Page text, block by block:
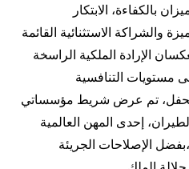
بالكفاءة، الابتكار
والشراكة الاستثنائية القائمة
الإرادة الملكية الراسخة
مستويات التنافسية
تم عرض شريط مؤسساتي
إحدى المهن العالمية
الإصلاحات الجريئة